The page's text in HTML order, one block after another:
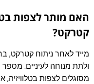
האם מותר לצפות
קטרקט?
מייד לאחר ניתוח קטרקט,
ולתת מנוחה לעיניים.
מסוגלים לצפות